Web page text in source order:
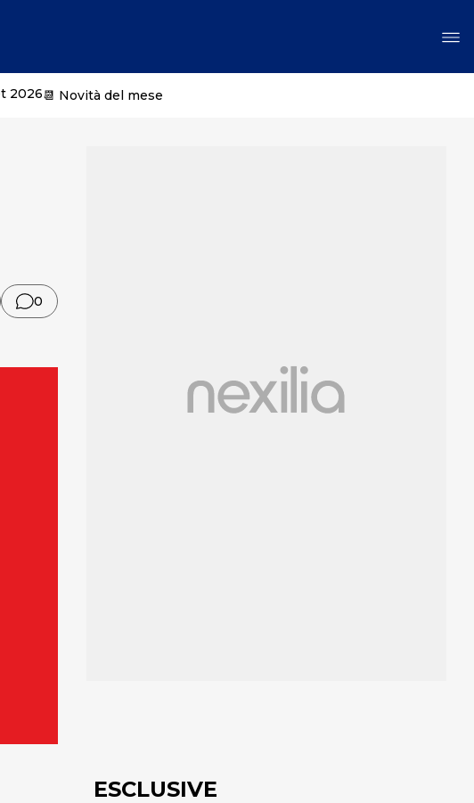
2026📆 Novità del mese
0
ESCLUSIVE